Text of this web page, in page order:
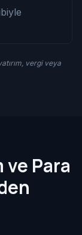
vergi veya
ve Para